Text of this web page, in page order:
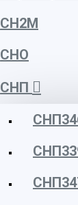
СН2М
СНО
СНП